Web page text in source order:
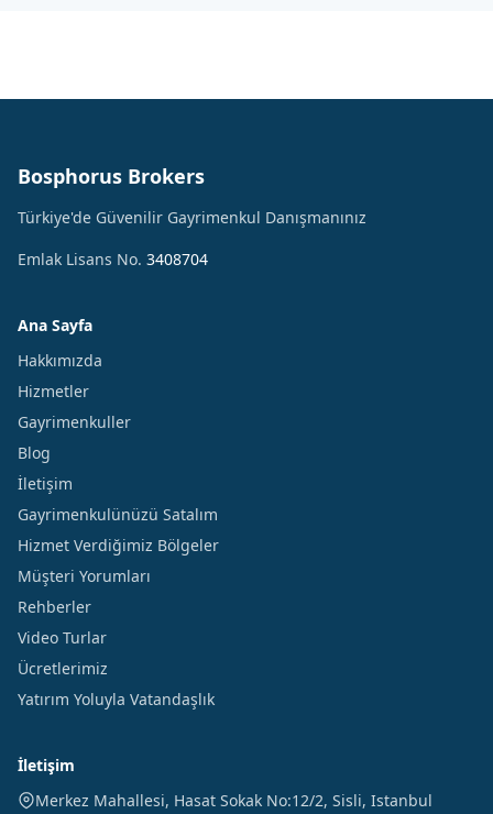
Bosphorus Brokers
Türkiye'de Güvenilir Gayrimenkul Danışmanınız
Emlak Lisans No. 3408704
Ana Sayfa
Hakkımızda
Hizmetler
Gayrimenkuller
Blog
İletişim
Gayrimenkulünüzü Satalım
Hizmet Verdiğimiz Bölgeler
Müşteri Yorumları
Rehberler
Video Turlar
Ücretlerimiz
Yatırım Yoluyla Vatandaşlık
İletişim
Merkez Mahallesi, Hasat Sokak No:12/2, Sisli, Istanbul